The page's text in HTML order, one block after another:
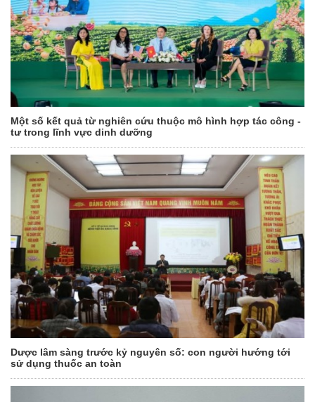
Một số kết quả từ nghiên cứu thuộc mô hình hợp tác công -
tư trong lĩnh vực dinh dưỡng
Dược lâm sàng trước kỷ nguyên số: con người hướng tới
sử dụng thuốc an toàn